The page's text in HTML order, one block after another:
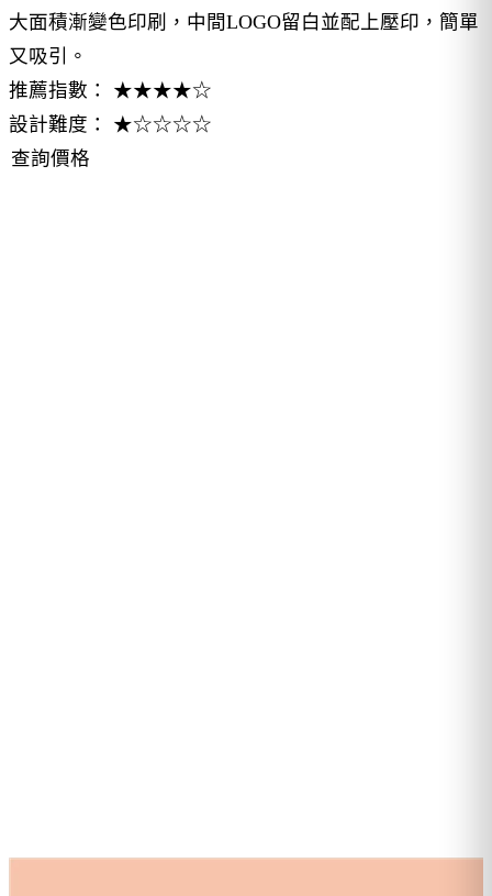
大面積漸變色印刷，中間LOGO留白並配上壓印，簡單
又吸引。
推薦指數： ★★★★☆
設計難度： ★☆☆☆☆
查詢價格